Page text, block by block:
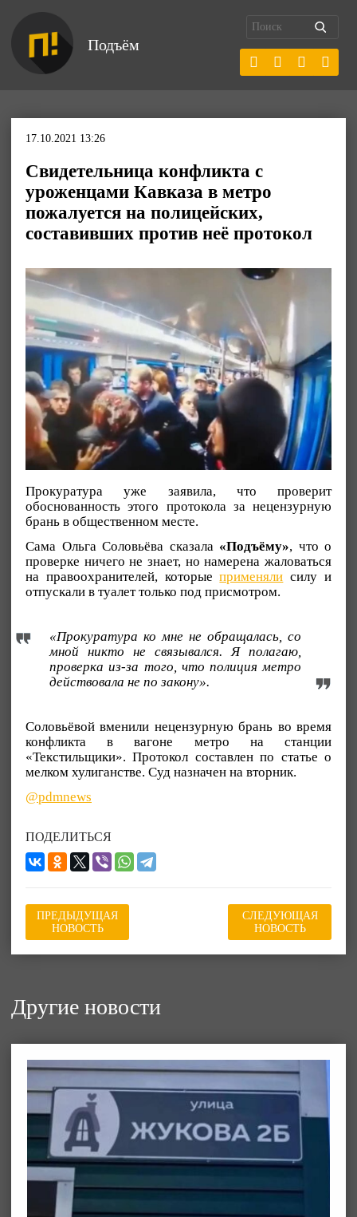
Подъём
17.10.2021 13:26
Свидетельница конфликта с
уроженцами Кавказа в метро
пожалуется на полицейских,
составивших против неё протокол
Прокуратура уже заявила, что проверит
обоснованность этого протокола за нецензурную
брань в общественном месте.
Сама Ольга Соловьёва сказала «Подъёму», что о
проверке ничего не знает, но намерена жаловаться
на правоохранителей, которыеприменяли силу и
отпускали в туалет только под присмотром.
«Прокуратура ко мне не обращалась, со
мной никто не связывался. Я полагаю,
проверка из-за того, что полиция метро
действовала не по закону».
Соловьёвой вменили нецензурную брань во время
конфликта в вагоне метро на станции
«Текстильщики». Протокол составлен по статье о
мелком хулиганстве. Суд назначен на вторник.
@pdmnews
ПОДЕЛИТЬСЯ
ПРЕДЫДУЩАЯ
НОВОСТЬ
СЛЕДУЮЩАЯ
НОВОСТЬ
Другие новости